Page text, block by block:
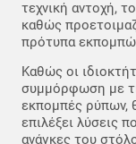
τεχνική αντοχή,
καθώς
πρότυπα
Καθώς οι
συμμόρφωση με
εκπομπές ρύπων,
επιλέξει λύσεις
ανάγκες του